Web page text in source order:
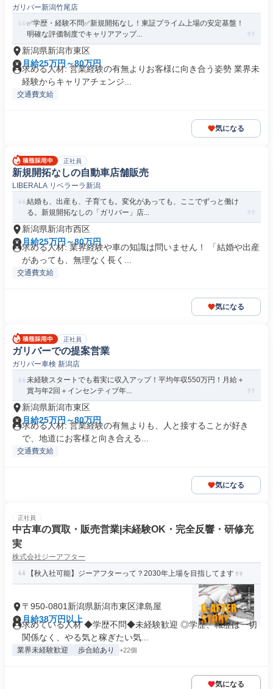
ガリバー新潟竹尾店
✅学歴・経験不問✅新規開拓なし！東証プライム上場の安定基盤！
明確な評価制度でキャリアアップ...
新潟県新潟市東区
月給25万円～80万円
求める人材: 営業経験の有無よりお客様に向き合う姿勢 業界未
経験からキャリアチェンジ...
交通費支給
気になる
正社員
新規開拓なしの自動車店舗販売
LIBERALA リベラーラ新潟
結婚も、出産も、子育ても。変化があっても、ここでずっと働け
る。新規開拓なしの「ガリバー」店...
新潟県新潟市西区
月給25万円～80万円
求める人材: 業界経験や車の知識は問いません！ 「結婚や出産
があっても、無理なく長く...
交通費支給
気になる
正社員
ガリバーでの提案営業
ガリバー車検 新潟店
未経験スタートでも着実に収入アップ！平均年収550万円！月給＋
賞与年2回＋インセンティブ年...
新潟県新潟市東区
月給25万円～80万円
求める人材: 営業経験の有無よりも、人と接することが好き
で、地道にお客様と向き合える...
交通費支給
気になる
正社員
中古車の買取・販売営業|未経験OK・完全反響・研修充
実
株式会社ジーアフター
【秋入社可能】ジーアフターって？2030年上場を目指してます
〒950-0801新潟県新潟市東区津島屋
月給38万円以上
求めている人材 ◆学歴不問◆未経験歓迎 ◎学歴、職歴は一切
関係なく、やる気と稼ぎたい気...
業界未経験歓迎 歩合給あり +22個
気になる